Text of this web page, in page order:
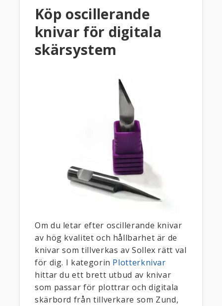
Köp oscillerande
knivar för digitala
skärsystem
Om du letar efter oscillerande knivar
av hög kvalitet och hållbarhet är de
knivar som tillverkas av Sollex rätt val
för dig. I kategorin Plotterknivar
hittar du ett brett utbud av knivar
som passar för plottrar och digitala
skärbord från tillverkare som Zund,